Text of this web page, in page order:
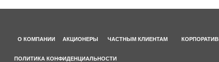
О КОМПАНИИ АКЦИОНЕРЫ ЧАСТНЫМ КЛИЕНТАМ
ПОЛИТИКА КОНФИДЕНЦИАЛЬНОСТИ